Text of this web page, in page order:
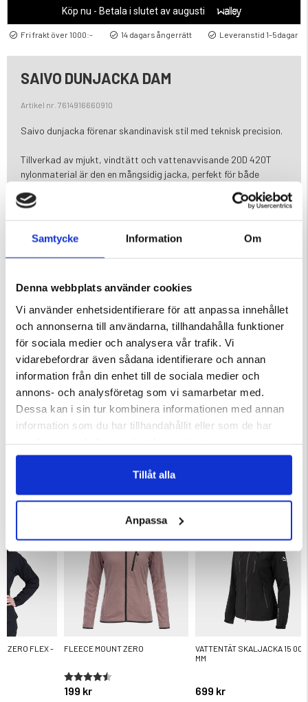
Samtycke Information Om
Denna webbplats använder cookies
Vi använder enhetsidentifierare för att anpassa innehållet
och annonserna till användarna, tillhandahålla funktioner
för sociala medier och analysera vår trafik. Vi
vidarebefordrar även sådana identifierare och annan
information från din enhet till de sociala medier och
annons- och analysföretag som vi samarbetar med.
Dessa kan i sin tur kombinera informationen med annan
information som du har tillhandahållit eller som de har
Tillåt alla
Anpassa
Köp nu - Betala i slutet av augusti
Fri frakt över 1000:- 14 dagars ångerrätt Leveranstid 1-5dagar
SAIVO DUNJACKA DAM
Artikel nr. 7614916660910
Saivo dunjacka förenar skandinavisk stil med teknisk precision.
Tillverkad av mjukt, vindtätt och vattenavvisande 20D 420T
nylonmaterial är den en mångsidig jacka, perfekt för både
ankdun med Responsible Down Standard-certifiering och 650
De två sidofickorna med dolda dragkedjor förstärker jackans
stilrena design genom att minimera synliga detaljer och låta det
nederkanten och elastisk kant runt huvan ger möjligheten till en
åtsittande och bekväm passform.
Uppgradera din vintergarderob med Saivo – där precision möter
minimalistisk design i en tidlös och funktionell jacka.
Varumärke
ZERO FLEX - FLEECE MOUNT ZERO
199 kr
Betyg:
4.5 utav 5 stjärnor
VATTENTÄT SKALJACKA 15 000
MM
699 kr